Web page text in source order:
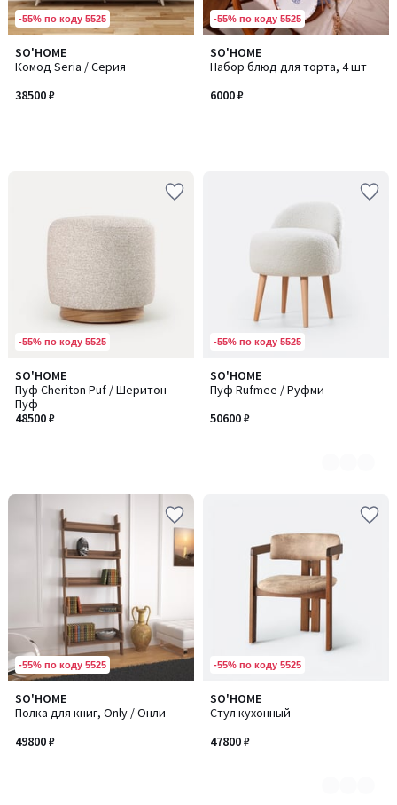
-55% по коду 5525
SO'HOME
Комод Seria / Серия
38500 ₽
-55% по коду 5525
SO'HOME
Набор блюд для торта, 4 шт
6000 ₽
-55% по коду 5525
SO'HOME
Пуф Cheriton Puf / Шеритон
Пуф
48500 ₽
-55% по коду 5525
SO'HOME
Пуф Rufmee / Руфми
50600 ₽
Количество
цветов:
2
-55% по коду 5525
SO'HOME
Полка для книг, Only / Онли
49800 ₽
-55% по коду 5525
SO'HOME
Стул кухонный
47800 ₽
Количество
цветов:
2